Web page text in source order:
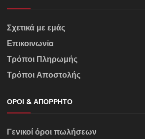
Σχετικά με εμάς
Επικοινωνία
Τρόποι Πληρωμής
Τρόποι Αποστολής
ΌΡΟΙ & ΑΠΌΡΡΗΤΟ
Γενικοί όροι πωλήσεων